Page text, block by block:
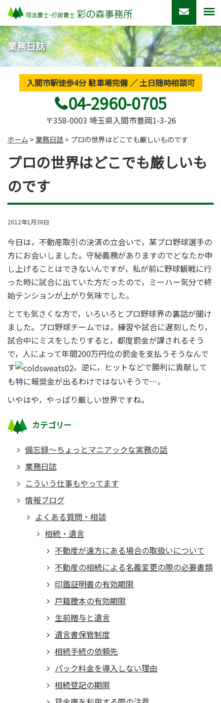
業務日誌
入間市駅徒歩4分 駐車場完備 ／ 土日随時相談可
04-2960-0705
〒358-0003 埼玉県入間市豊岡1-3-26
ホーム >業務日誌> プロの世界はどこでも厳しいものです
プロの世界はどこでも厳しいも
のです
2012年1月30日
今日は，不動産取引の決済の立会いで，某プロ野球選手の
方にお会いしました。守秘義務がありますのでどなたか申
し上げることはできないんですが，私が前に野球観戦に行
った時に試合に出ていた方だったので，ミーハー気分で終
始テンションが上がり気味でした。
とても気さくな方で，いろいろとプロ野球界の裏話が聞け
ました。プロ野球チームでは，練習や試合に遅刻したり，
試合中にミスをしたりすると，都度罰金が課されるそう
で，人によって年間200万円位の罰金を支払うそうなんで
す
。逆に，ヒットなどで勝利に貢献して
も特に報奨金が出るわけではないそうで…。
いやはや，やっぱり厳しい世界ですね。
カテゴリー
備忘録～ちょっとマニアックな実務の話
業務日誌
こういう仕事もやってます
情報ブログ
よくある質問・相談
相続・遺言
不動産が遠方にある場合の取扱いについて
不動産の相続による名義変更の際の必要書類
印鑑証明書の有効期限
戸籍謄本の有効期限
生前贈与と遺言
遺言書保管制度
相続手続の依頼先
パック料金を導入しない理由
相続登記の期限